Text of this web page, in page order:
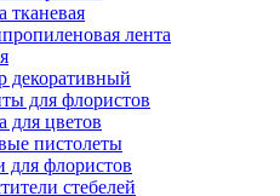
тканевая
лента
декоративный
для флористов
для цветов
пистолеты
флористов
стебелей